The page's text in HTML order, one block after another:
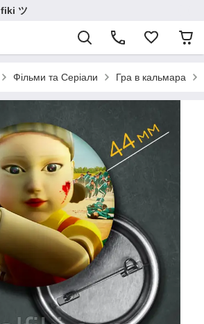
ツ
Фільми та Серіали Гра в кальмара